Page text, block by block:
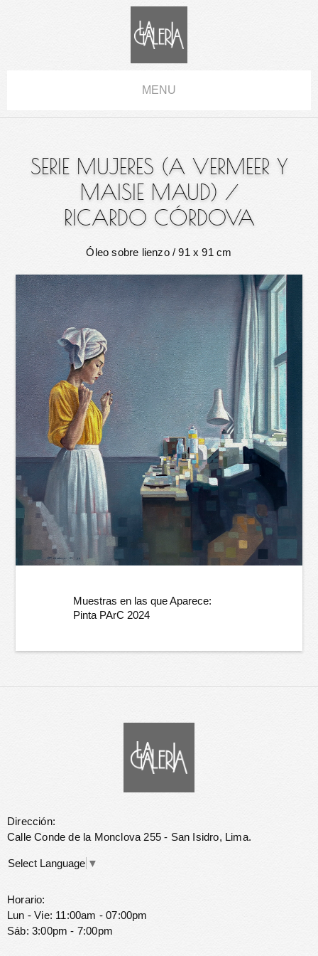
MENU
SERIE MUJERES (A VERMEER Y
MAISIE MAUD) /
RICARDO CÓRDOVA
Óleo sobre lienzo/ 91 x 91 cm
Muestras en las que Aparece:
Pinta PArC 2024
Dirección:
Calle Conde de la Monclova 255 - San Isidro, Lima.
Select Language ▼
Horario:
Lun - Vie: 11:00am - 07:00pm
Sáb: 3:00pm - 7:00pm